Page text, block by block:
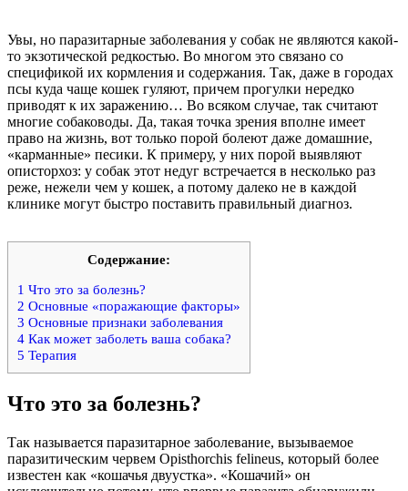
Увы, но паразитарные заболевания у собак не являются какой-
то экзотической редкостью. Во многом это связано со
спецификой их кормления и содержания. Так, даже в городах
псы куда чаще кошек гуляют, причем прогулки нередко
приводят к их заражению… Во всяком случае, так считают
многие собаководы. Да, такая точка зрения вполне имеет
право на жизнь, вот только порой болеют даже домашние,
«карманные» песики. К примеру, у них порой выявляют
описторхоз: у собак этот недуг встречается в несколько раз
реже, нежели чем у кошек, а потому далеко не в каждой
клинике могут быстро поставить правильный диагноз.
Содержание:
1 Что это за болезнь?
2 Основные «поражающие факторы»
3 Основные признаки заболевания
4 Как может заболеть ваша собака?
5 Терапия
Что это за болезнь?
Так называется паразитарное заболевание, вызываемое
паразитическим червем Opisthorchis felineus, который более
известен как «кошачья двуустка». «Кошачий» он